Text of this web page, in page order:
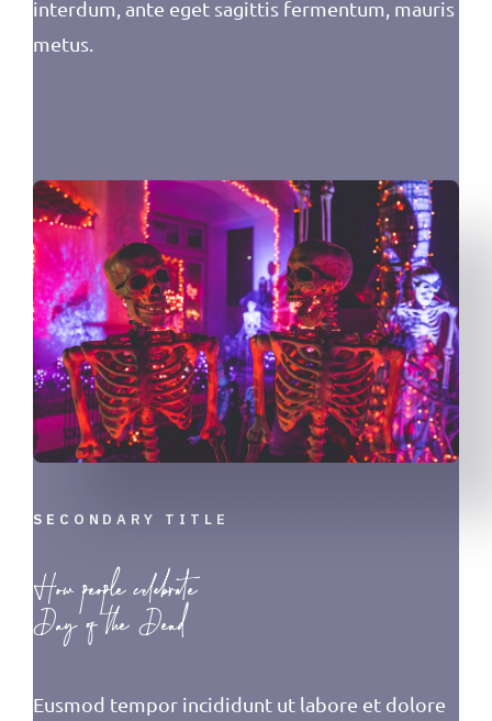
interdum, ante eget sagittis fermentum, mauris
metus.
SECONDARY TITLE
How people celebrate
Day of the Dead
Eusmod tempor incididunt ut labore et dolore